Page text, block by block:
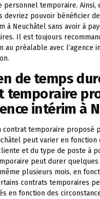
personnel temporaire. Ainsi,
devriez pouvoir bénéficier
à Neuchâtel sans avoir à
Il est toujours
au préalable avec l’agence
de temps
temporaire
intérim à
contrat temporaire proposé
peut varier en fonction
et du type de poste à
peut durer quelques
plusieurs mois, en
contrats temporaires
en fonction des